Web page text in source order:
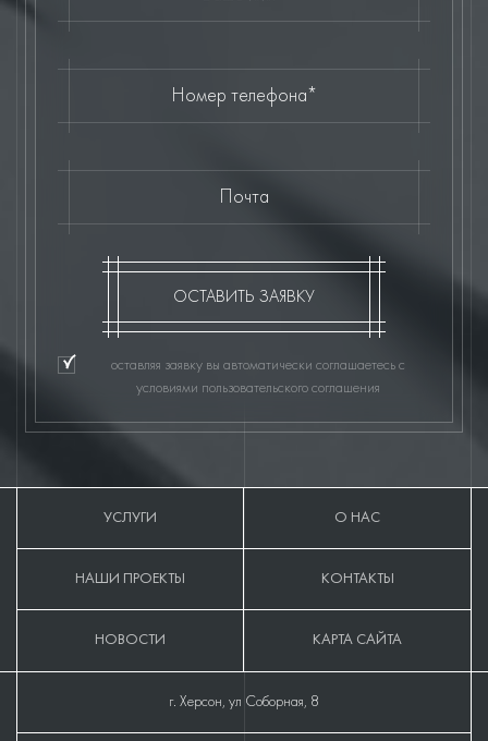
Номер телефона*
Почта
ОСТАВИТЬ ЗАЯВКУ
оставляя заявку вы автоматически соглашаетесь с
условиями пользовательского соглашения
УСЛУГИ О НАС
НАШИ ПРОЕКТЫ КОНТАКТЫ
НОВОСТИ КАРТА САЙТА
г. Херсон, ул Соборная, 8